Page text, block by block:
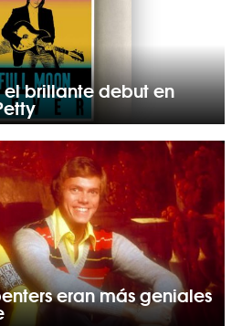
el brillante debut en
eran más geniales